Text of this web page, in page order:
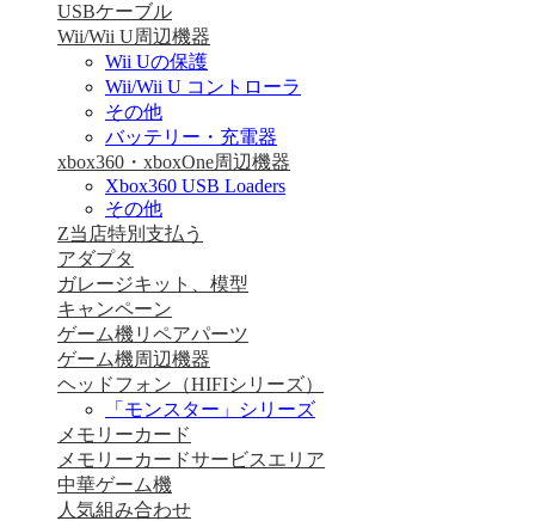
USBケーブル
Wii/Wii U周辺機器
Wii Uの保護
Wii/Wii U コントローラ
その他
バッテリー・充電器
xbox360・xboxOne周辺機器
Xbox360 USB Loaders
その他
Z当店特別支払う
アダプタ
ガレージキット、模型
キャンペーン
ゲーム機リペアパーツ
ゲーム機周辺機器
ヘッドフォン（HIFIシリーズ）
「モンスター」シリーズ
メモリーカード
メモリーカードサービスエリア
中華ゲーム機
人気組み合わせ